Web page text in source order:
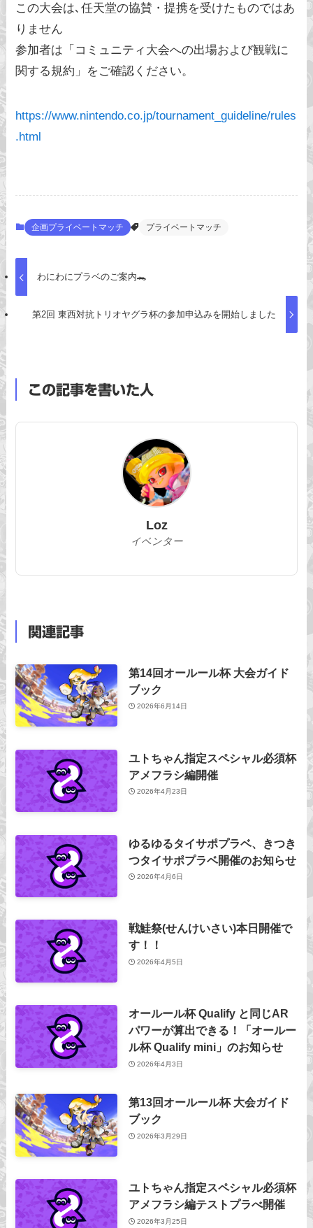
この大会は､任天堂の協賛・提携を受けたものではあ
りません
参加者は「コミュニティ大会への出場および観戦に
関する規約」をご確認ください。
https://www.nintendo.co.jp/tournament_guideline/rules
.html
企画プライベートマッチ プライベートマッチ
わにわにプラベのご案内🐊
第2回 東西対抗トリオヤグラ杯の参加申込みを開始しました
この記事を書いた人
Loz
イベンター
関連記事
第14回オールール杯 大会ガイド
ブック
2026年6月14日
ユトちゃん指定スペシャル必須杯
アメフラシ編開催
2026年4月23日
ゆるゆるタイサポプラベ、きつき
つタイサポプラベ開催のお知らせ
2026年4月6日
戦鮭祭(せんけいさい)本日開催で
す！！
2026年4月5日
オールール杯 Qualify と同じAR
パワーが算出できる！「オールー
ル杯 Qualify mini」のお知らせ
2026年4月3日
第13回オールール杯 大会ガイド
ブック
2026年3月29日
ユトちゃん指定スペシャル必須杯
アメフラシ編テストプラべ開催
2026年3月25日